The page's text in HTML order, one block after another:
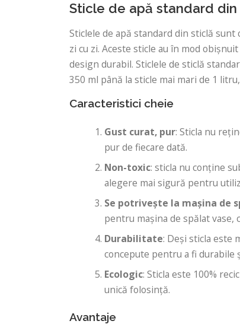
Sticle de apă standard
Sticlele de apă standard din sticlă
zi cu zi. Aceste sticle au în mod
design durabil. Sticlele de sticlă
350 ml până la sticle mai mari de 1
Caracteristici cheie
Gust curat, pur: Sticla nu
pur de fiecare dată.
Non-toxic: sticla nu conține
alegere mai sigură pentru
Se potrivește la mașina de
pentru mașina de spălat vase,
Durabilitate: Deși sticla este
concepute pentru a fi durabile
Ecologic: Sticla este 100%
unică folosință.
Avantaje